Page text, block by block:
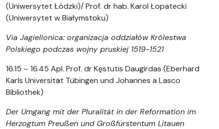
(Uniwersytet Łódzki)/ Prof. dr hab. Karol Łopatecki
(Uniwersytet w Białymstoku)
Via Jagiellonica: organizacja oddziałów Królestwa
Polskiego podczas wojny pruskiej 1519-1521
16.15 – 16.45 Apl. Prof. dr Kęstutis Daugirdas (Eberhard
Karls Universität Tübingen und Johannes a Lasco
Bibliothek)
Der Umgang mit der Pluralität in der Reformation im
Herzogtum Preußen und Großfürstentum Litauen